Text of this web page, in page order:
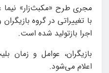
مجری طرح «مکبث‌زار» نیما
با تغییراتی در گروه
اجرا بازتولید شده است.
بازیگران، عوامل و زمان
اعلام می‌شود.